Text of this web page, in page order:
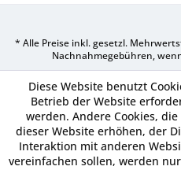
* Alle Preise inkl. gesetzl.
Nachnahmegebühren,
Diese Website benutzt
Betrieb der Website
werden. Andere Cookies,
dieser Website erhöhen, der
Interaktion mit anderen
vereinfachen sollen, werden